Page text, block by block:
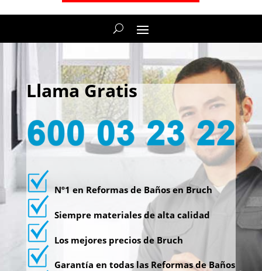
Llama Gratis
Nº1 en Reformas de Baños en Bruch
Siempre materiales de alta calidad
Los mejores precios de Bruch
Garantía en todas las Reformas de Baños